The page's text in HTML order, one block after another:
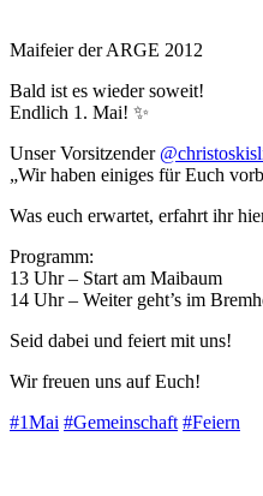
Maifeier der ARGE 2012
Bald ist es wieder soweit!
Endlich 1. Mai! ✨
Unser Vorsitzender
„Wir haben einiges für Euch
Was euch erwartet, erfahrt ihr
Programm:
13 Uhr – Start am Maibaum
14 Uhr – Weiter geht’s im
Seid dabei und feiert mit uns!
Wir freuen uns auf Euch!
#1Mai #Gemeinschaft #Feiern